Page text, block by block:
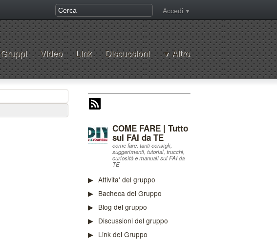
Accedi
Gruppi Video Link Discussioni Altro
COME FARE | Tutto
sul FAI da TE
come fare, tanti consigli,
suggerimenti, tutorial, trucchi,
curiosità e manuali sul FAI da
TE
Attivita' del gruppo
Bacheca del Gruppo
Blog del gruppo
Discussioni del gruppo
Link del Gruppo